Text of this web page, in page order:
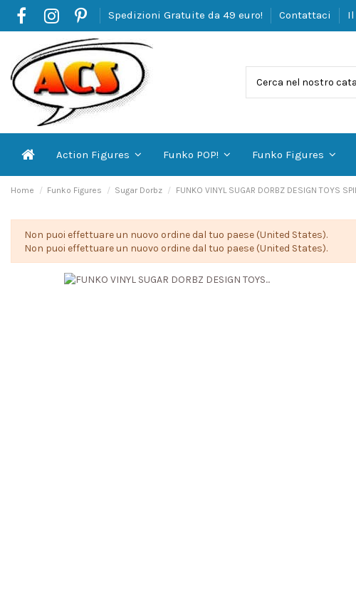
Spedizioni Gratuite da 49 euro! Contattaci Il
Action Figures Funko POP! Funko Figures
Home Funko Figures Sugar Dorbz FUNKO VINYL SUGAR DORBZ DESIGN TOYS
Non puoi effettuare un nuovo ordine dal tuo paese (United States).
Non puoi effettuare un nuovo ordine dal tuo paese (United States).